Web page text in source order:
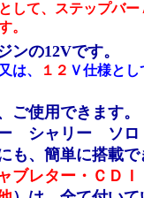
して、ステップバ
。
ンの12Vです。
は、 １２ Ｖ仕様と
ご使用できます。
シャリー ソ
、簡単に搭載で
ブレター・ＣＤ